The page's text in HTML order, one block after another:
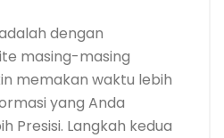
dengan
masing-masing
memakan waktu lebih
yang Anda
Presisi. Langkah kedua